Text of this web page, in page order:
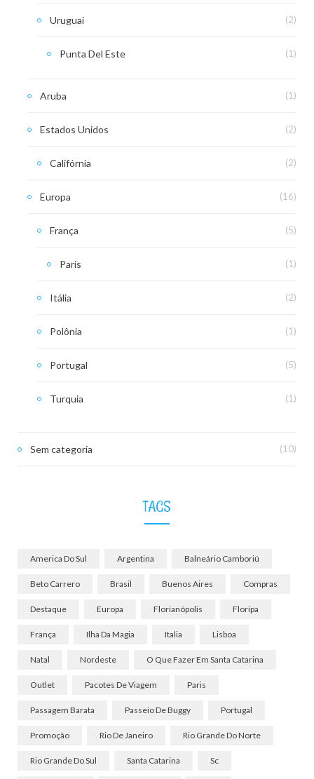
Uruguai (2)
Punta Del Este (1)
Aruba (1)
Estados Unidos (2)
Califórnia (2)
Europa (16)
França (5)
Paris (1)
Itália (2)
Polônia (1)
Portugal (5)
Turquia (1)
Sem categoria (10)
TAGS
America Do Sul Argentina Balneário Camboriú
Beto Carrero Brasil Buenos Aires Compras
Destaque Europa Florianópolis Floripa
França Ilha Da Magia Italia Lisboa
Natal Nordeste O Que Fazer Em Santa Catarina
Outlet Pacotes De Viagem Paris
Passagem Barata Passeio De Buggy Portugal
Promoção Rio De Janeiro Rio Grande Do Norte
Rio Grande Do Sul Santa Catarina Sc